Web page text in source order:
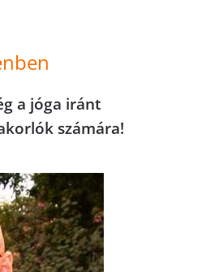
a jóga iránt
számára!